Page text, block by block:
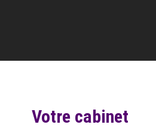
Votre cabinet